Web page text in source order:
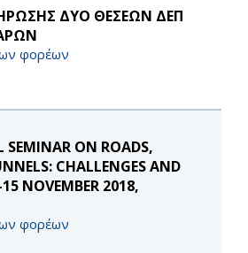
ΔΥΟ ΘΕΣΕΩΝ ΔΕΠ
φορέων
ON ROADS,
CHALLENGES AND
NOVEMBER 2018,
φορέων